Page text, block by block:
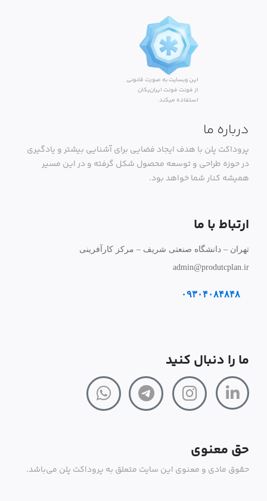
درباره ما
پروداکت پلن با هدف ایجاد فضایی برای آشنایی بیشتر و یادگیری
در حوزه طراحی و توسعه محصول شکل گرفته و در این مسیر
همیشه کنار شما خواهد بود.
ارتباط با ما
تهران – دانشگاه صنعتی شریف – مرکز کارآفرینی
admin@produtcplan.ir
۰۹۳۰۴۰۸۴۸۴۸
ما را دنبال کنید
حق معنوی
حقوق مادی و معنوی این سایت متعلق به پروداکت پلن می‌باشد.
این وبسایت به صورت قانونی
از فونت فونت ایران‌یکان
استفاده میکند.